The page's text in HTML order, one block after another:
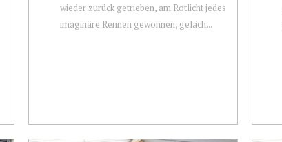
wieder zurück getrieben, am Rotlicht jedes
imaginäre Rennen gewonnen, geläch...